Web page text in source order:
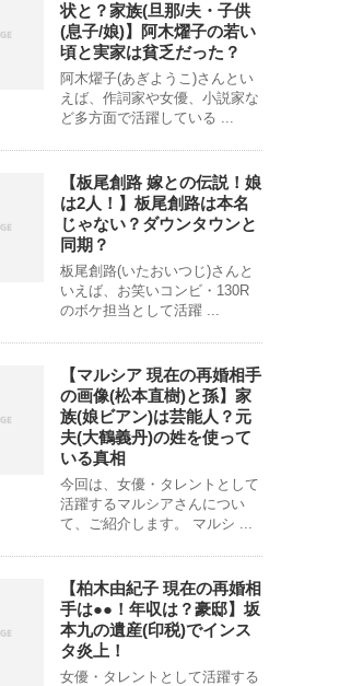
状と？家族(旦那/夫・子供
(息子/娘)】阿木燿子の若い
頃と実家は貧乏だった？
阿木燿子(あぎようこ)さんとい
えば、作詞家や女優、小説家な
ど多方面で活躍している ...
【板尾創路 嫁との伝説！娘
は2人！】板尾創路は本名
じゃない？ダウンタウンと
同期？
板尾創路(いたおいつじ)さんと
いえば、お笑いコンビ・130R
のボケ担当として活躍 ...
【マルシア 現在の再婚相手
の画像(松本直樹)と孫】家
族(娘ビアン)は芸能人？元
夫(大鶴義丹)の姓を使って
いる真相
今回は、女優・タレントとして
活躍するマルシアさんについ
て、ご紹介します。 マルシ ...
【柏木由紀子 現在の再婚相
手は●●！年収は？豪邸】坂
本九の遺産(印税)でインス
タ炎上！
女優・タレントとして活躍する